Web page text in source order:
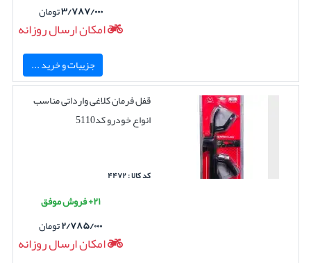
۳/۷۸۷/۰۰۰تومان
امکان ارسال روزانه
جزییات و خرید ...
قفل فرمان کلاغی وارداتی مناسب
انواع خودرو کد5110
کد کالا : ۴۴۷۲
۲۱+ فروش موفق
۲/۷۸۵/۰۰۰تومان
امکان ارسال روزانه